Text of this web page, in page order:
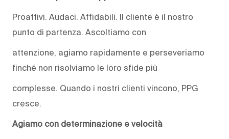
Proattivi. Audaci. Affidabili. Il cliente è il nostro
punto di partenza. Ascoltiamo con
attenzione, agiamo rapidamente e perseveriamo
finché non risolviamo le loro sfide più
complesse. Quando i nostri clienti vincono, PPG
cresce.
Agiamo con determinazione e velocità